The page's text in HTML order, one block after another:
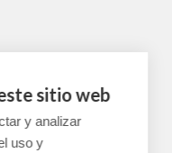
sitio web
y analizar
uso y